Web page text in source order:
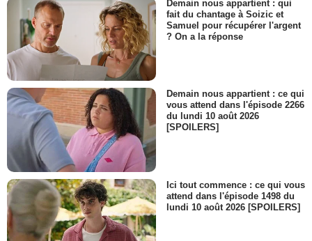
Demain nous appartient : qui
fait du chantage à Soizic et
Samuel pour récupérer l'argent
? On a la réponse
Demain nous appartient : ce qui
vous attend dans l'épisode 2266
du lundi 10 août 2026
[SPOILERS]
Ici tout commence : ce qui vous
attend dans l'épisode 1498 du
lundi 10 août 2026 [SPOILERS]